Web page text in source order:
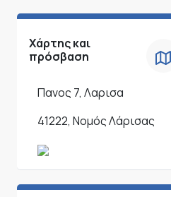
Χάρτης και
πρόσβαση
Πανος 7, Λαρισα
41222, Νομός Λάρισας